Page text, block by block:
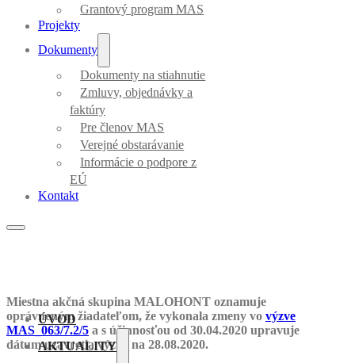
Grantový program MAS
Projekty
Dokumenty
Dokumenty na stiahnutie
Zmluvy, objednávky a
faktúry
Pre členov MAS
Verejné obstarávanie
Informácie o podpore z
EÚ
Kontakt
ÚVOD
AKTUALITY
Miestna akčná skupina MALOHONT oznamuje
oprávneným žiadateľom, že vykonala zmeny vo výzve
MAS_063/7.2/5 a s účinnosťou od 30.04.2020 upravuje
dátum uzavretia výzvy na 28.08.2020.